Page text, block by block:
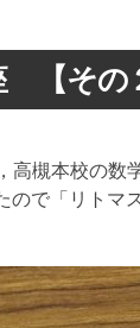
【そ
槻本校の数
で「リトマ